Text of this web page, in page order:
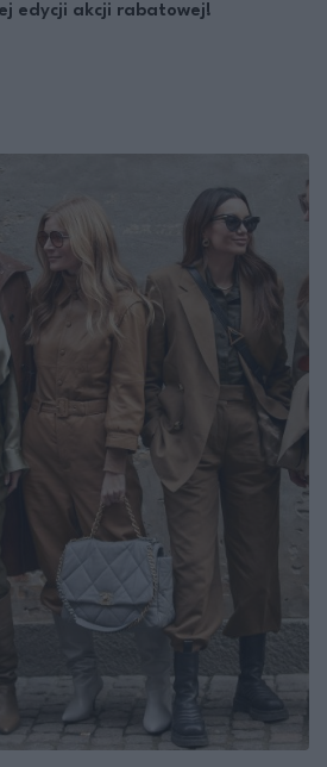
edycji akcji rabatowej!